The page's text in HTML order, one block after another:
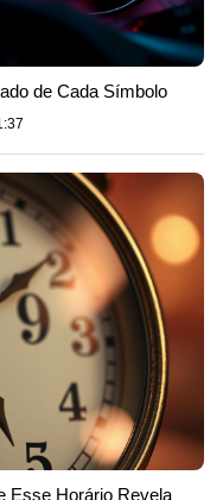
de Cada Símbolo
Esse Horário Revela